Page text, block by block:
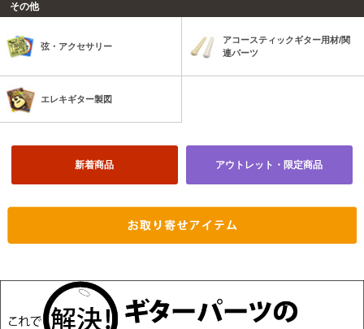
その他
弦・アクセサリー
アコースティックギター用材/関
連パーツ
エレキギター製図
新着商品 アウトレット・限定商品